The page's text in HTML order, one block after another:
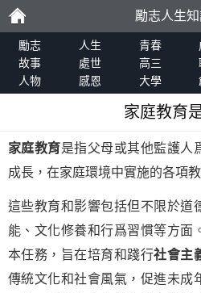
勵
志
勵志人生
勵志 人生 青春
故事
處世 高三
人物
感恩 大學
家庭教育
家庭教育是指父母或其他監護人
成長，在家庭環境中實施的各項
這些教育和影響包括但不限於道
能、文化修養和行爲習慣等方面
本任務，旨在培育和踐行社會主
傳統文化和社會風氣，促進未成